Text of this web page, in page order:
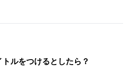
ルをつけるとしたら？